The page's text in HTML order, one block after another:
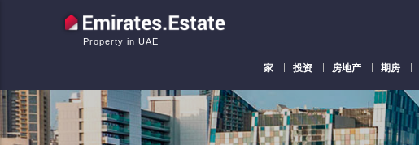
Property in UAE
家 投资 房地产 期房